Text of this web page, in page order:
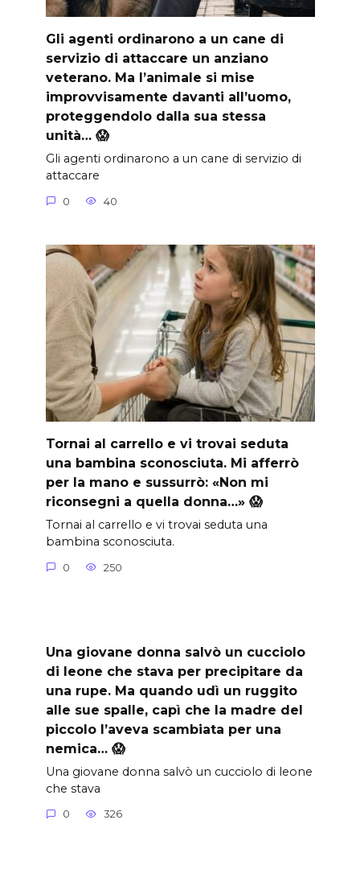
Gli agenti ordinarono a un cane di
servizio di attaccare un anziano
veterano. Ma l’animale si mise
improvvisamente davanti all’uomo,
proteggendolo dalla sua stessa
unità… 😱
Gli agenti ordinarono a un cane di servizio di
attaccare
0 40
Tornai al carrello e vi trovai seduta
una bambina sconosciuta. Mi afferrò
per la mano e sussurrò: «Non mi
riconsegni a quella donna…» 😱
Tornai al carrello e vi trovai seduta una
bambina sconosciuta.
0 250
Una giovane donna salvò un cucciolo
di leone che stava per precipitare da
una rupe. Ma quando udì un ruggito
alle sue spalle, capì che la madre del
piccolo l’aveva scambiata per una
nemica… 😱
Una giovane donna salvò un cucciolo di leone
che stava
0 326